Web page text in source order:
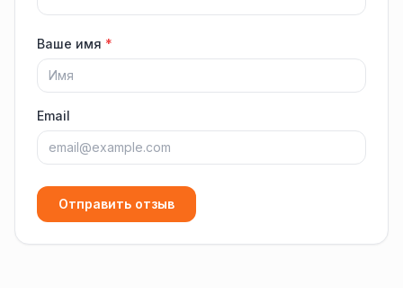
Ваше имя *
Email
Отправить отзыв